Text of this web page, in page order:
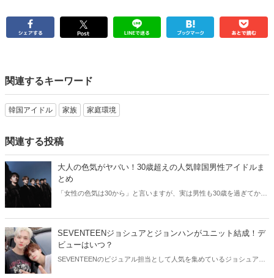
関連するキーワード
韓国アイドル 家族 家庭環境
関連する投稿
大人の色気がヤバい！30歳超えの人気韓国男性アイドルま
とめ
「女性の色気は30から」と言いますが、実は男性も30歳を過ぎてから
SEVENTEENジョシュアとジョンハンがユニット結成！デ
ビューはいつ？
SEVENTEENのビジュアル担当として人気を集めているジョシュアと